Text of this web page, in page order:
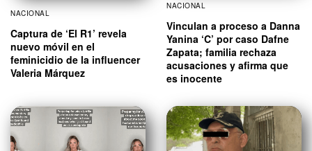
NACIONAL
Captura de ‘El R1’ revela
nuevo móvil en el
feminicidio de la influencer
Valeria Márquez
NACIONAL
Vinculan a proceso a Danna
Yanina ‘C’ por caso Dafne
Zapata; familia rechaza
acusaciones y afirma que
es inocente